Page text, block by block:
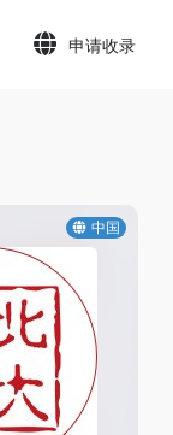
申请收录
中国